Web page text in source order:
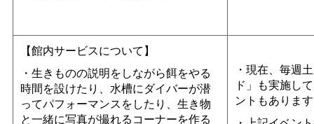
【館内サービスについて】
・生きものの説明をしながら餌をやる
時間を設けたり、水槽にダイバーが潜
ってパフォーマンスをしたり、生き物
と一緒に写真が撮れるコーナーを作る
・現在、毎週
ド」も実施し
ントもありま